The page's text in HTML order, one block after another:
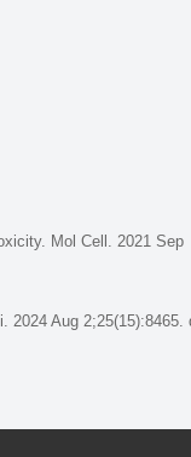
Mol Cell. 2021 Sep
2024 Aug 2;25(15):8465.